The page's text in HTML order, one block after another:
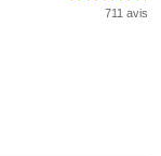
711 avis